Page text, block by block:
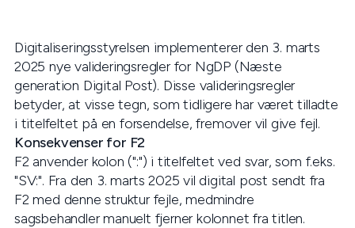
Digitaliseringsstyrelsen implementerer den 3. marts
2025 nye valideringsregler for NgDP (Næste
generation Digital Post). Disse valideringsregler
betyder, at visse tegn, som tidligere har været tilladte
i titelfeltet på en forsendelse, fremover vil give fejl.
Konsekvenser for F2
F2 anvender kolon (":") i titelfeltet ved svar, som f.eks.
"SV:". Fra den 3. marts 2025 vil digital post sendt fra
F2 med denne struktur fejle, medmindre
sagsbehandler manuelt fjerner kolonnet fra titlen.